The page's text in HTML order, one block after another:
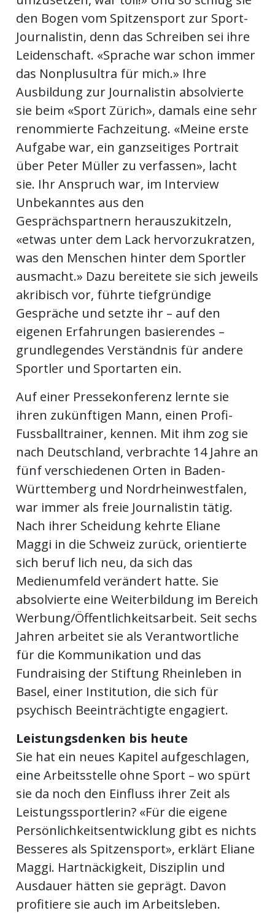
den Bogen vom Spitzensport zur Sport-
Journalistin, denn das Schreiben sei ihre
Leidenschaft. «Sprache war schon immer
das Nonplusultra für mich.» Ihre
Ausbildung zur Journalistin absolvierte
sie beim «Sport Zürich», damals eine sehr
renommierte Fachzeitung. «Meine erste
Aufgabe war, ein ganzseitiges Portrait
über Peter Müller zu verfassen», lacht
sie. Ihr Anspruch war, im Interview
Unbekanntes aus den
Gesprächspartnern herauszukitzeln,
«etwas unter dem Lack hervorzukratzen,
was den Menschen hinter dem Sportler
ausmacht.» Dazu bereitete sie sich jeweils
akribisch vor, führte tiefgründige
Gespräche und setzte ihr – auf den
eigenen Erfahrungen basierendes –
grundlegendes Verständnis für andere
Sportler und Sportarten ein.
Auf einer Pressekonferenz lernte sie
ihren zukünftigen Mann, einen Profi-
Fussballtrainer, kennen. Mit ihm zog sie
nach Deutschland, verbrachte 14 Jahre an
fünf verschiedenen Orten in Baden-
Württemberg und Nordrheinwestfalen,
war immer als freie Journalistin tätig.
Nach ihrer Scheidung kehrte Eliane
Maggi in die Schweiz zurück, orientierte
sich beruf lich neu, da sich das
Medienumfeld verändert hatte. Sie
absolvierte eine Weiterbildung im Bereich
Werbung/Öffentlichkeitsarbeit. Seit sechs
Jahren arbeitet sie als Verantwortliche
für die Kommunikation und das
Fundraising der Stiftung Rheinleben in
Basel, einer Institution, die sich für
psychisch Beeinträchtigte engagiert.
Leistungsdenken bis heute
Sie hat ein neues Kapitel aufgeschlagen,
eine Arbeitsstelle ohne Sport – wo spürt
sie da noch den Einfluss ihrer Zeit als
Leistungssportlerin? «Für die eigene
Persönlichkeitsentwicklung gibt es nichts
Besseres als Spitzensport», erklärt Eliane
Maggi. Hartnäckigkeit, Disziplin und
Ausdauer hätten sie geprägt. Davon
profitiere sie auch im Arbeitsleben.